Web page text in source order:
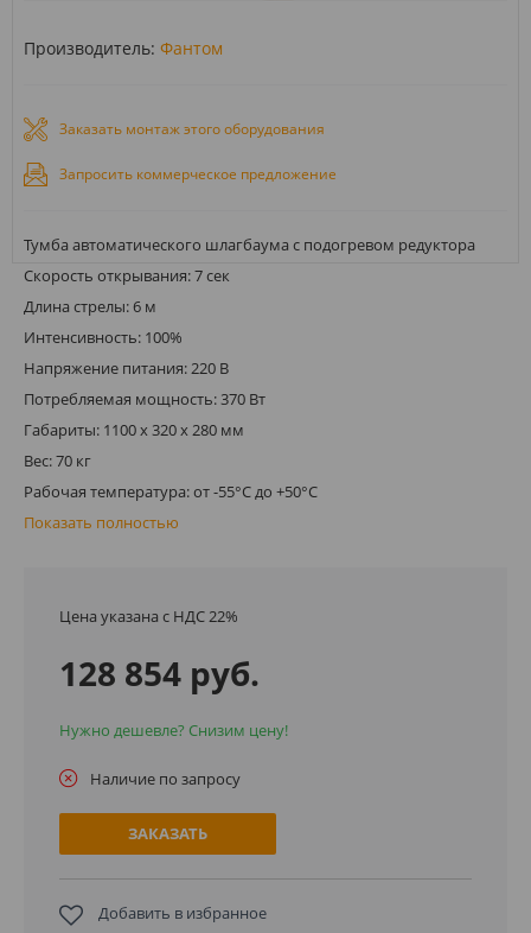
Производитель: Фантом
Заказать монтаж этого оборудования
Запросить коммерческое предложение
Тумба автоматического шлагбаума с подогревом редуктора
Скорость открывания: 7 сек
Длина стрелы: 6 м
Интенсивность: 100%
Напряжение питания: 220 В
Потребляемая мощность: 370 Вт
Габариты: 1100 х 320 х 280 мм
Вес: 70 кг
Рабочая температура: от -55°C до +50°C
Показать полностью
Цена указана с НДС 22%
128 854 руб.
Нужно дешевле? Снизим цену!
Наличие по запросу
ЗАКАЗАТЬ
Добавить в избранное